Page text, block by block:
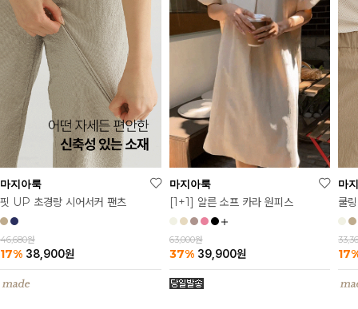
마지아룩
핏 UP 초경량 시어서커 팬츠
46,680원
17% 38,900원
마지아룩
[1+1] 알른 소프 카라 원피스
63,000원
37% 39,900원
마
쿨